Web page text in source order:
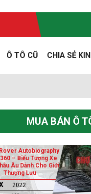
Ô TÔ CŨ CHIA SẺ
MUA BÁN Ô
Autobiography
– Biểu Tượng Xe
Âu Dành Cho Giới
Thượng Lưu
2022